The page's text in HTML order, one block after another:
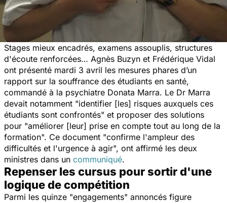
Stages mieux encadrés, examens assouplis, structures
d'écoute renforcées… Agnès Buzyn et Frédérique Vidal
ont présenté mardi 3 avril les mesures phares d’un
rapport sur la souffrance des étudiants en santé,
commandé à la psychiatre Donata Marra. Le Dr Marra
devait notamment "identifier [les] risques auxquels ces
étudiants sont confrontés" et proposer des solutions
pour "améliorer [leur] prise en compte tout au long de la
formation". Ce document "confirme l'ampleur des
difficultés et l'urgence à agir", ont affirmé les deux
ministres dans un communiqué.
Repenser les cursus pour sortir d'une
logique de compétition
Parmi les quinze "engagements" annoncés figure